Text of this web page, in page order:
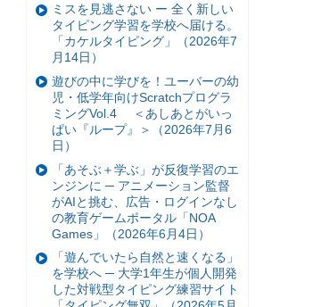
ミスを見逃さない ー 全く新しい
タイピング学習を学校へ届ける。
「カケルタイピング」（2026年7
月14日）
遊びの中に学びを！ユーバーの幼
児・低学年向けScratchプログラ
ミングVol.4 ＜あしあとがいっ
ぱい『ループ』＞（2026年7月6
日）
「あそぶ＋学ぶ」が反復学習のエ
ンジンに ─ アニメーション監督
がAIと挑む、広告・ログインなし
の教育ゲームポータル「NOA
Games」（2026年6月4日）
「遊んでいたら自然と速くなる」
を学校へ ─ 大学1年生が個人開発
した対戦型タイピング練習サイト